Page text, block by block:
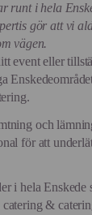
runt i hela
gör att vi
vägen.
event eller
och
för att
i hela Enskede
&